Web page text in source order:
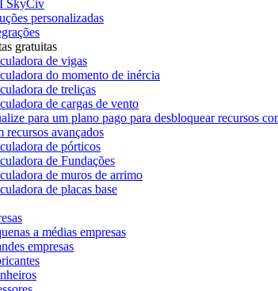
SkyCiv
personalizadas
gratuitas
de vigas
do momento de inércia
de treliças
de cargas de vento
para um plano pago para desbloquear recursos
recursos avançados
de pórticos
de Fundações
de muros de arrimo
de placas base
a médias empresas
empresas